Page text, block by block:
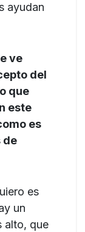
ayudan
ve
del
que
este
es
de
es
un
alto, que